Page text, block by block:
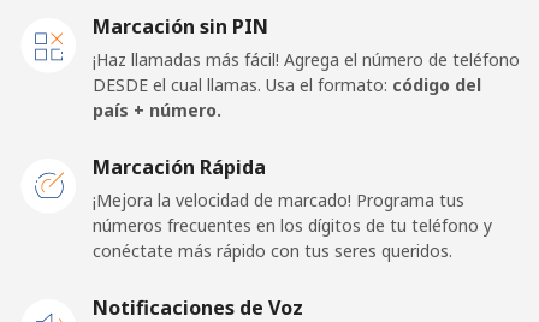
Línea fija ⁦24.9¢⁩ 40 min por ⁦€10⁩ -
Iraq
Línea fija ⁦25.9¢⁩ 38 min por ⁦€10⁩
Marcación sin PIN
¡Haz llamadas más fácil! Agrega el número de teléfono
DESDE el cual llamas. Usa el formato: código del
país + número.
Marcación Rápida
¡Mejora la velocidad de marcado! Programa tus
números frecuentes en los dígitos de tu teléfono y
conéctate más rápido con tus seres queridos.
Notificaciones de Voz